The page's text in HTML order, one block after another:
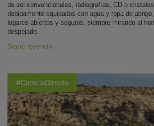
de sol convencionales, radiografías, CD o
debidamente equipados con agua y ropa de
lugares abiertos y seguros, siempre mirando al
despejado.
Sigue leyendo
#CienciaDirecta